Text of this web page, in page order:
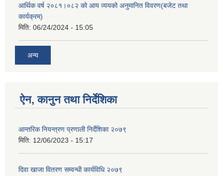
आर्थिक वर्ष २०८१।०८२ को आय व्ययको अनुमानित विवरण(बजेट तथा
कार्यक्रम)
मिति: 06/24/2024 - 15:05
अन्य
ऐन, कानुन तथा निर्देशिका
आन्तरिक नियन्त्रण प्रणाली निर्देशिका २०७९
मिति: 12/06/2023 - 15:17
दिवा खाजा वितरण सम्वन्धी कार्यविधि २०७९